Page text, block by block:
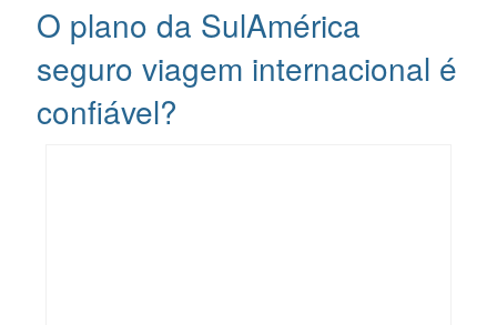
O plano da SulAmérica
seguro viagem internacional é
confiável?